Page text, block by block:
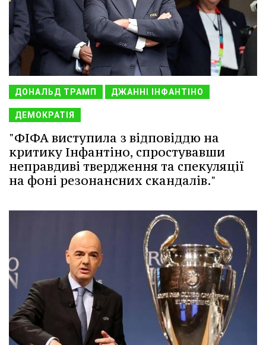
ДОНАЛЬД ТРАМП ДЖАННІ ІНФАНТІНО
ДЕМОКРАТІЯ
"ФІФА виступила з відповіддю на
критику Інфантіно, спростувавши
неправдиві твердження та спекуляції
на фоні резонансних скандалів."